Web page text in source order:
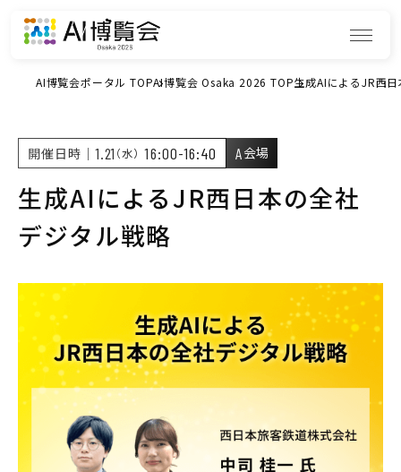
AI博覧会ポータル TOPAI博覧会 Osaka 2026 TOP生成AIによるJR西
開催日時｜1.21（水）16:00-16:40 A会場
生成AIによるJR西日本の全社
デジタル戦略